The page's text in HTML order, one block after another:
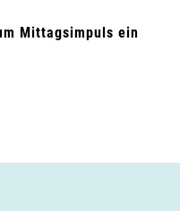
Mittagsimpuls ein